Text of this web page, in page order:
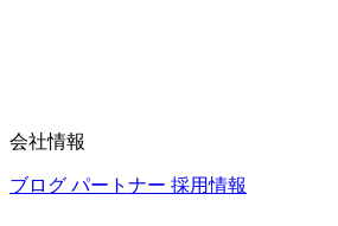
会社情報
ブログ パートナー 採用情報